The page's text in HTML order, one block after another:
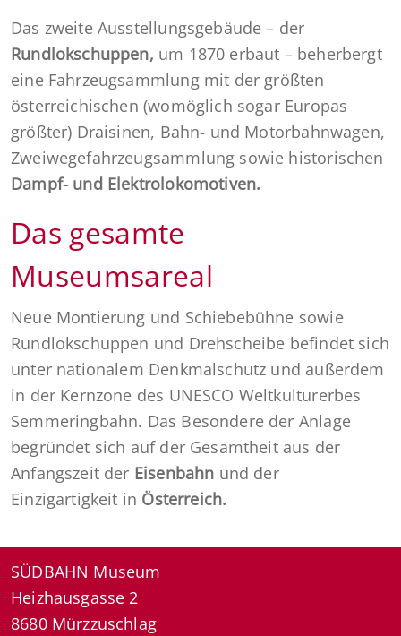
Das zweite Ausstellungsgebäude – der
Rundlokschuppen, um 1870 erbaut – beherbergt
eine Fahrzeugsammlung mit der größten
österreichischen (womöglich sogar Europas
größter) Draisinen, Bahn- und Motorbahnwagen,
Zweiwegefahrzeugsammlung sowie historischen
Dampf- und Elektrolokomotiven.
Das gesamte
Museumsareal
Neue Montierung und Schiebebühne sowie
Rundlokschuppen und Drehscheibe befindet sich
unter nationalem Denkmalschutz und außerdem
in der Kernzone des UNESCO Weltkulturerbes
Semmeringbahn. Das Besondere der Anlage
begründet sich auf der Gesamtheit aus der
Anfangszeit der Eisenbahn und der
Einzigartigkeit in Österreich.
SÜDBAHN Museum
Heizhausgasse 2
8680 Mürzzuschlag